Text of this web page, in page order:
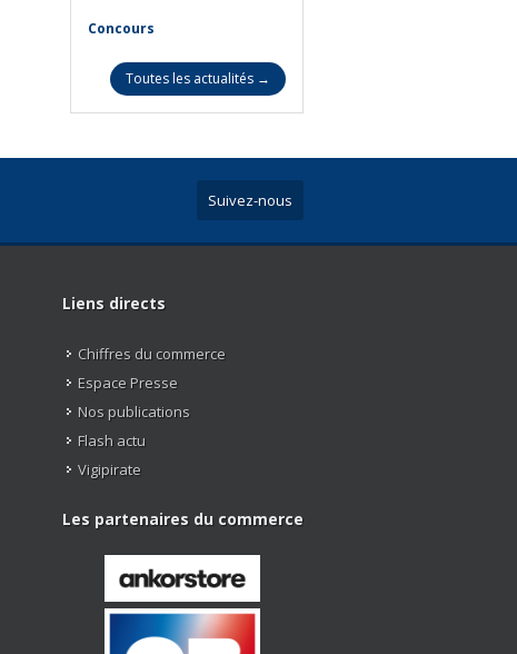
Concours
Toutes les actualités →
Suivez-nous
Liens directs
Chiffres du commerce
Espace Presse
Nos publications
Flash actu
Vigipirate
Les partenaires du commerce